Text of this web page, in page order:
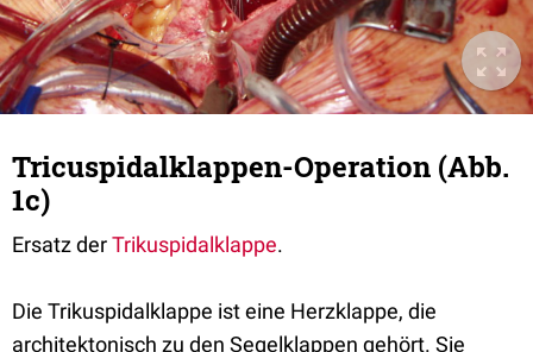
Tricuspidalklappen-Operation (Abb.
1c)
Ersatz derTrikuspidalklappe.
Die Trikuspidalklappe ist eine Herzklappe, die
architektonisch zu den Segelklappen gehört. Sie